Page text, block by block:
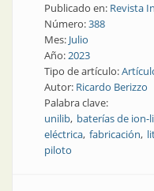
Publicado en: Revista
Número:388
Mes: Julio
Año:2023
Tipo de artículo:
Autor: Ricardo Berizzo
Palabra clave:
unilib baterías de ion-
eléctrica fabricación
piloto